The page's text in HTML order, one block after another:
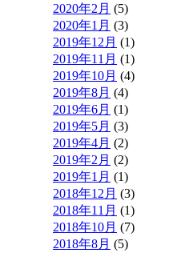
2020年2月 (5)
2020年1月 (3)
2019年12月 (1)
2019年11月 (1)
2019年10月 (4)
2019年8月 (4)
2019年6月 (1)
2019年5月 (3)
2019年4月 (2)
2019年2月 (2)
2019年1月 (1)
2018年12月 (3)
2018年11月 (1)
2018年10月 (7)
2018年8月 (5)